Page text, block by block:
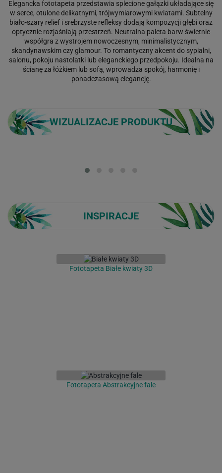
Elegancka fototapeta przedstawia splecione gałązki układające się
w serce, otulone delikatnymi, trójwymiarowymi kwiatami. Subtelny
biało-szary relief i srebrzyste refleksy dodają kompozycji głębi oraz
optycznie rozjaśniają przestrzeń. Neutralna paleta barw świetnie
współgra z wystrojem nowoczesnym, minimalistycznym,
skandynawskim czy glamour. To romantyczny akcent do sypialni,
salonu, pokoju nastolatki lub eleganckiego przedpokoju. Idealna na
ścianę za łóżkiem lub sofą, wprowadza spokój, harmonię i
ponadczasową elegancję.
WIZUALIZACJE PRODUKTU
INSPIRACJE
Fototapeta Białe kwiaty 3D
Fototapeta Abstrakcyjne fale